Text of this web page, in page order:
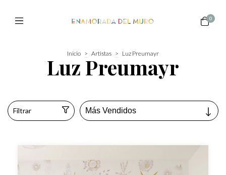
0
Inicio > Artistas > Luz Preumayr
Luz Preumayr
Filtrar